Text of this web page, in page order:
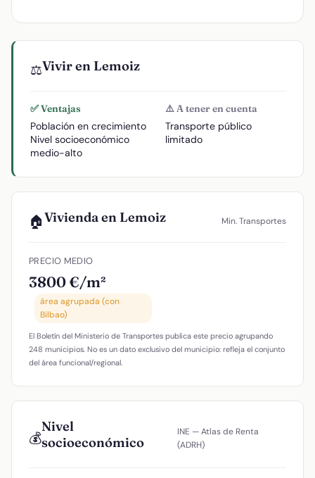
⚖️Vivir en Lemoiz
✅ Ventajas
Población en crecimiento
Nivel socioeconómico
medio-alto
⚠️ A tener en cuenta
Transporte público
limitado
🏠Vivienda en Lemoiz Min. Transportes
PRECIO MEDIO
3800 €/m²
área agrupada (con
Bilbao)
El Boletín del Ministerio de Transportes publica este precio agrupando
248 municipios. No es un dato exclusivo del municipio: refleja el conjunto
del área funcional/regional.
💰
Nivel
socioeconómico
INE — Atlas de Renta
(ADRH)